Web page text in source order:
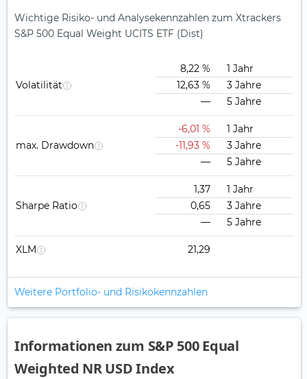
Wichtige Risiko- und Analysekennzahlen zum Xtrackers
S&P 500 Equal Weight UCITS ETF (Dist)
Volatilität
8,22 %
1 Jahr
12,63 %
3 Jahre
—
5 Jahre
max. Drawdown
-6,01 %
1 Jahr
-11,93 %
3 Jahre
—
5 Jahre
Sharpe Ratio
1,37
1 Jahr
0,65
3 Jahre
—
5 Jahre
XLM 21,29
Weitere Portfolio- und Risikokennzahlen
Informationen zum S&P 500 Equal
Weighted NR USD Index